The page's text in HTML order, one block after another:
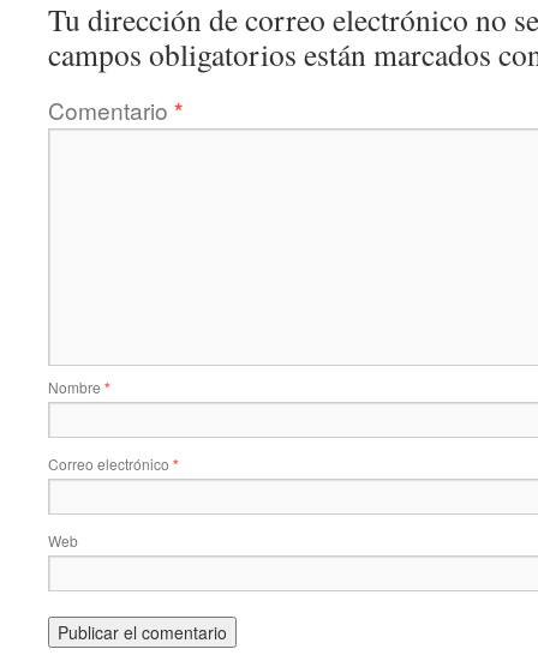
Tu dirección de correo electrónico no
campos obligatorios están marcados
Comentario *
Nombre *
Correo electrónico *
Web